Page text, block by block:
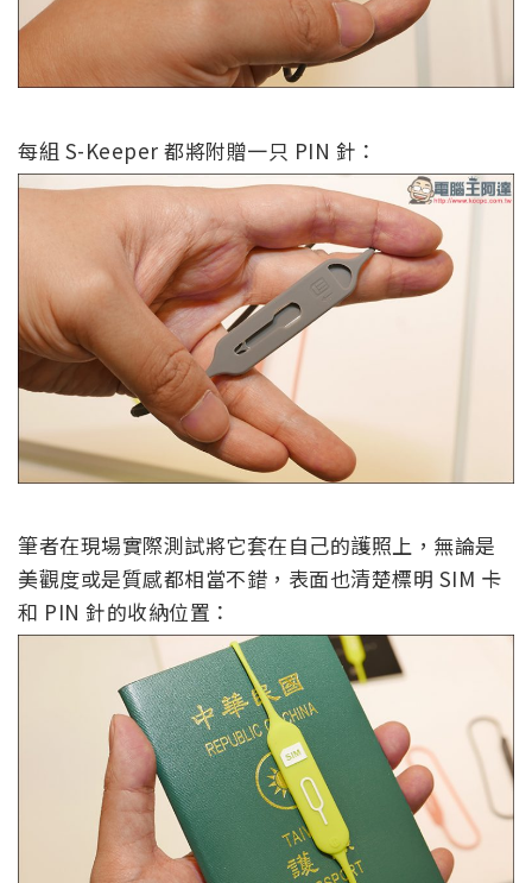
每組 S-Keeper 都將附贈一只 PIN 針：
筆者在現場實際測試將它套在自己的護照上，無論是
美觀度或是質感都相當不錯，表面也清楚標明 SIM 卡
和 PIN 針的收納位置：